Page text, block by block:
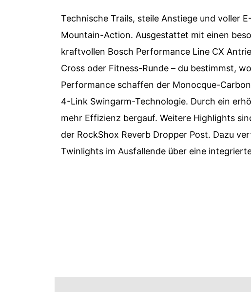
Technische Trails, steile Anstiege und voller
Mountain-Action. Ausgestattet mit einen
kraftvollen Bosch Performance Line CX
Cross oder Fitness-Runde – du bestimmst,
Performance schaffen der Monocque-
4-Link Swingarm-Technologie. Durch ein
mehr Effizienz bergauf. Weitere Highlights
der RockShox Reverb Dropper Post. Dazu
Twinlights im Ausfallende über eine